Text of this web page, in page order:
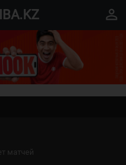
perm_identity
матчей